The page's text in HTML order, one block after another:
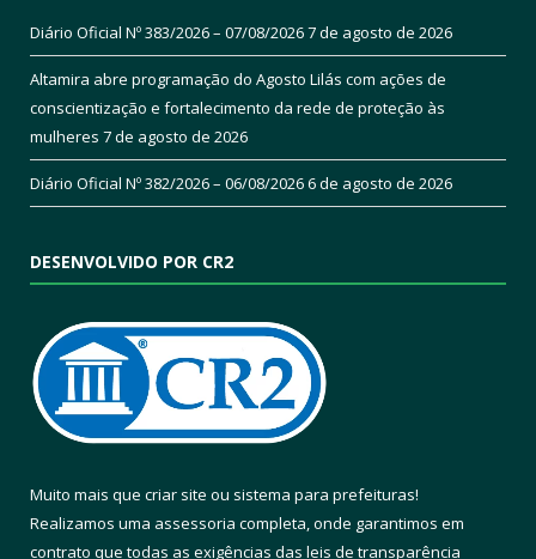
Diário Oficial Nº 383/2026 – 07/08/20267 de agosto de 2026
Altamira abre programação do Agosto Lilás com ações de
conscientização e fortalecimento da rede de proteção às
mulheres 7 de agosto de 2026
Diário Oficial Nº 382/2026 – 06/08/20266 de agosto de 2026
DESENVOLVIDO POR CR2
Muito mais que criar site ou sistema para prefeituras!
Realizamos uma assessoria completa, onde garantimos em
contrato que todas as exigências das leis de transparência